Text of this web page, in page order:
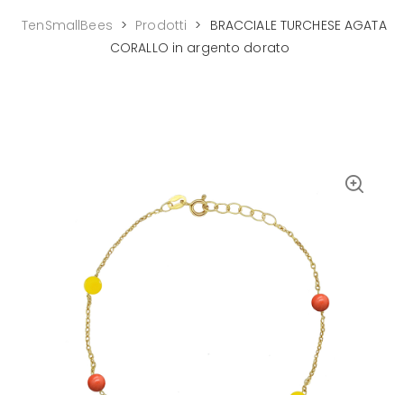
TenSmallBees > Prodotti > BRACCIALE TURCHESE AGATA
CORALLO in argento dorato